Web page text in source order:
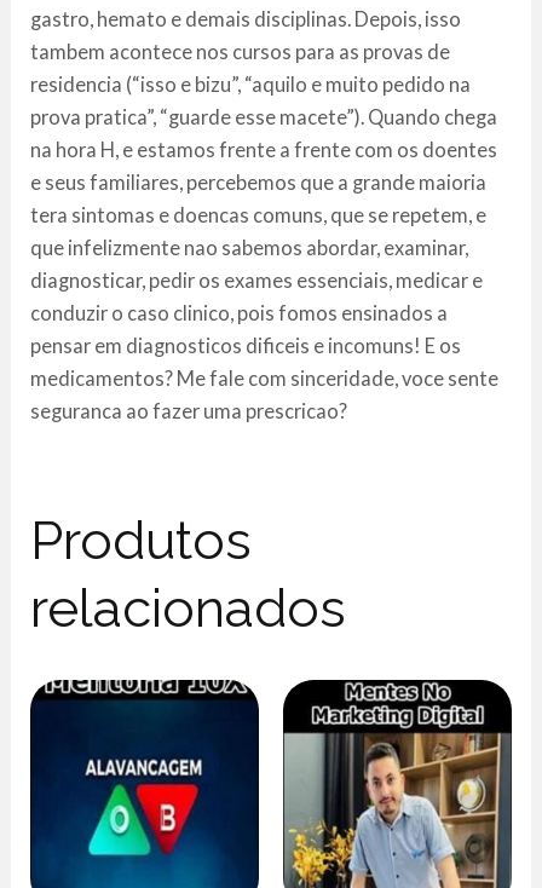
gastro, hemato e demais disciplinas. Depois, isso
tambem acontece nos cursos para as provas de
residencia (“isso e bizu”, “aquilo e muito pedido na
prova pratica”, “guarde esse macete”). Quando chega
na hora H, e estamos frente a frente com os doentes
e seus familiares, percebemos que a grande maioria
tera sintomas e doencas comuns, que se repetem, e
que infelizmente nao sabemos abordar, examinar,
diagnosticar, pedir os exames essenciais, medicar e
conduzir o caso clinico, pois fomos ensinados a
pensar em diagnosticos dificeis e incomuns! E os
medicamentos? Me fale com sinceridade, voce sente
seguranca ao fazer uma prescricao?
Produtos
relacionados